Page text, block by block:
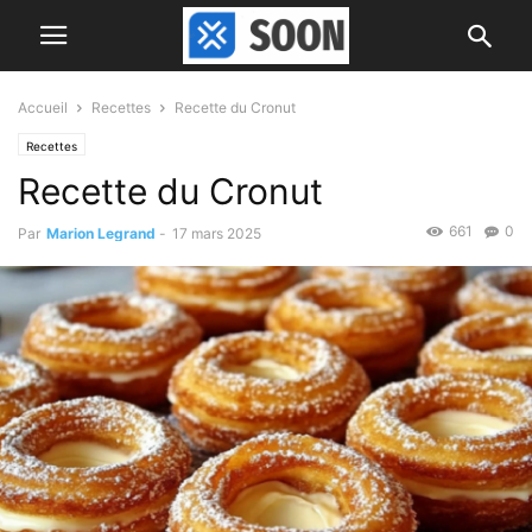
Accueil Recettes Recette du Cronut
Recettes
Recette du Cronut
Par Marion Legrand - 17 mars 2025 0
661